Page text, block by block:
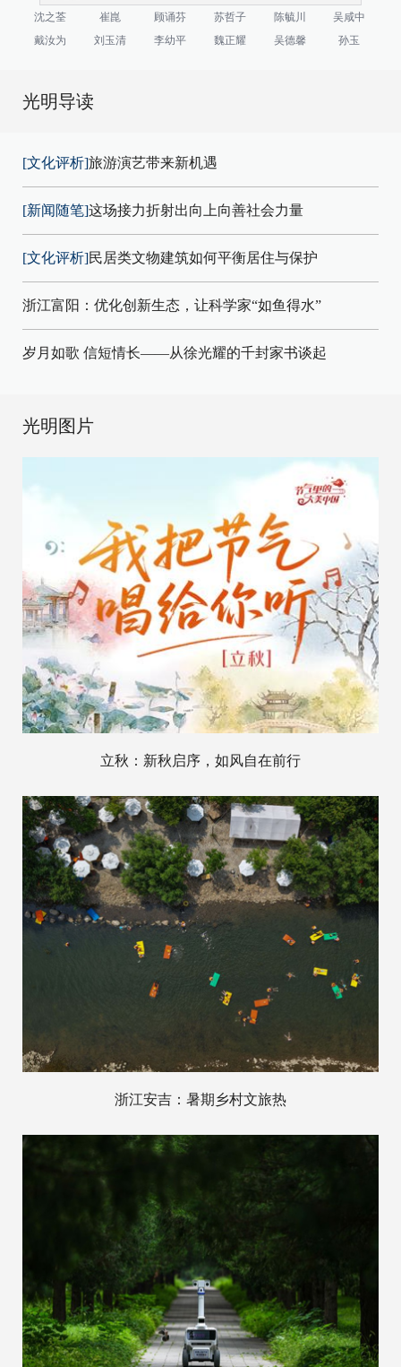
沈之荃 崔崑 顾诵芬 苏哲子 陈毓川
吴咸中
戴汝为
刘玉清 李幼平 魏正耀 吴德馨 孙玉
光明导读
[文化评析]旅游演艺带来新机遇
[新闻随笔]这场接力折射出向上向善社会力量
[文化评析]民居类文物建筑如何平衡居住与保护
浙江富阳：优化创新生态，让科学家“如鱼得水”
岁月如歌 信短情长——从徐光耀的千封家书谈起
光明图片
立秋：新秋启序，如风自在前行
浙江安吉：暑期乡村文旅热